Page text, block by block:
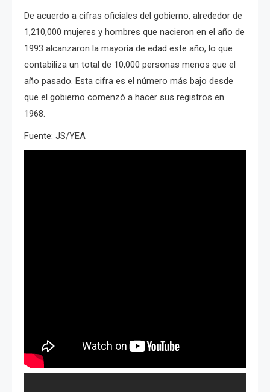
De acuerdo a cifras oficiales del gobierno, alrededor de
1,210,000 mujeres y hombres que nacieron en el año de
1993 alcanzaron la mayoría de edad este año, lo que
contabiliza un total de 10,000 personas menos que el
año pasado. Esta cifra es el número más bajo desde
que el gobierno comenzó a hacer sus registros en
1968.
Fuente: JS/YEA